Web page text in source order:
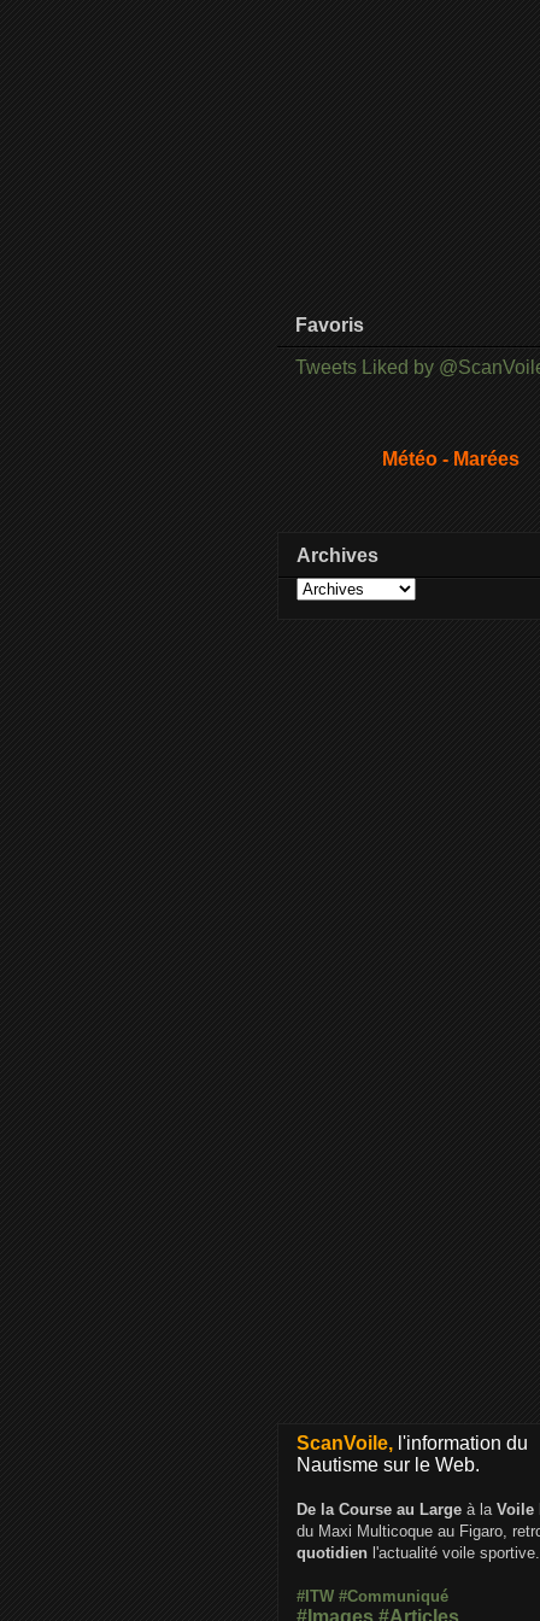
Favoris
Tweets Liked by
Météo - Marées
Archives
ScanVoile, l'information du
Nautisme sur le Web.
De la Course au Large à la Voile
du Maxi Multicoque au Figaro,
quotidien l'actualité voile sportive.
#ITW #Communiqué
#Images #Articles